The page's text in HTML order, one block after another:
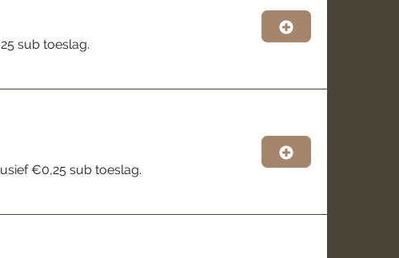
sub toeslag.
€0,25 sub toeslag.